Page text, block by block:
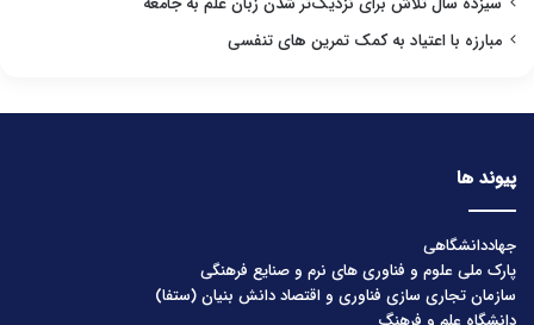
مبارزه با اعتیاد به کمک تمرین های تنفسی
پیوند ها
جهاددانشگاهی
پارک ملی علوم و فناوری های نرم و صنایع فرهنگی
سازمان تجاری سازی فناوری و اقتصاد دانش بنیان (ستفا)